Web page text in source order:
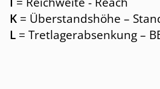
K = Überstandshöhe –
L = Tretlagerabsenkung –